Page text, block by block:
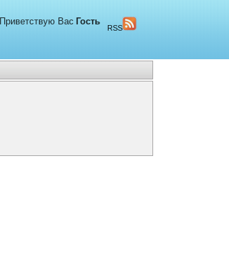
Приветствую Вас Гость
RSS